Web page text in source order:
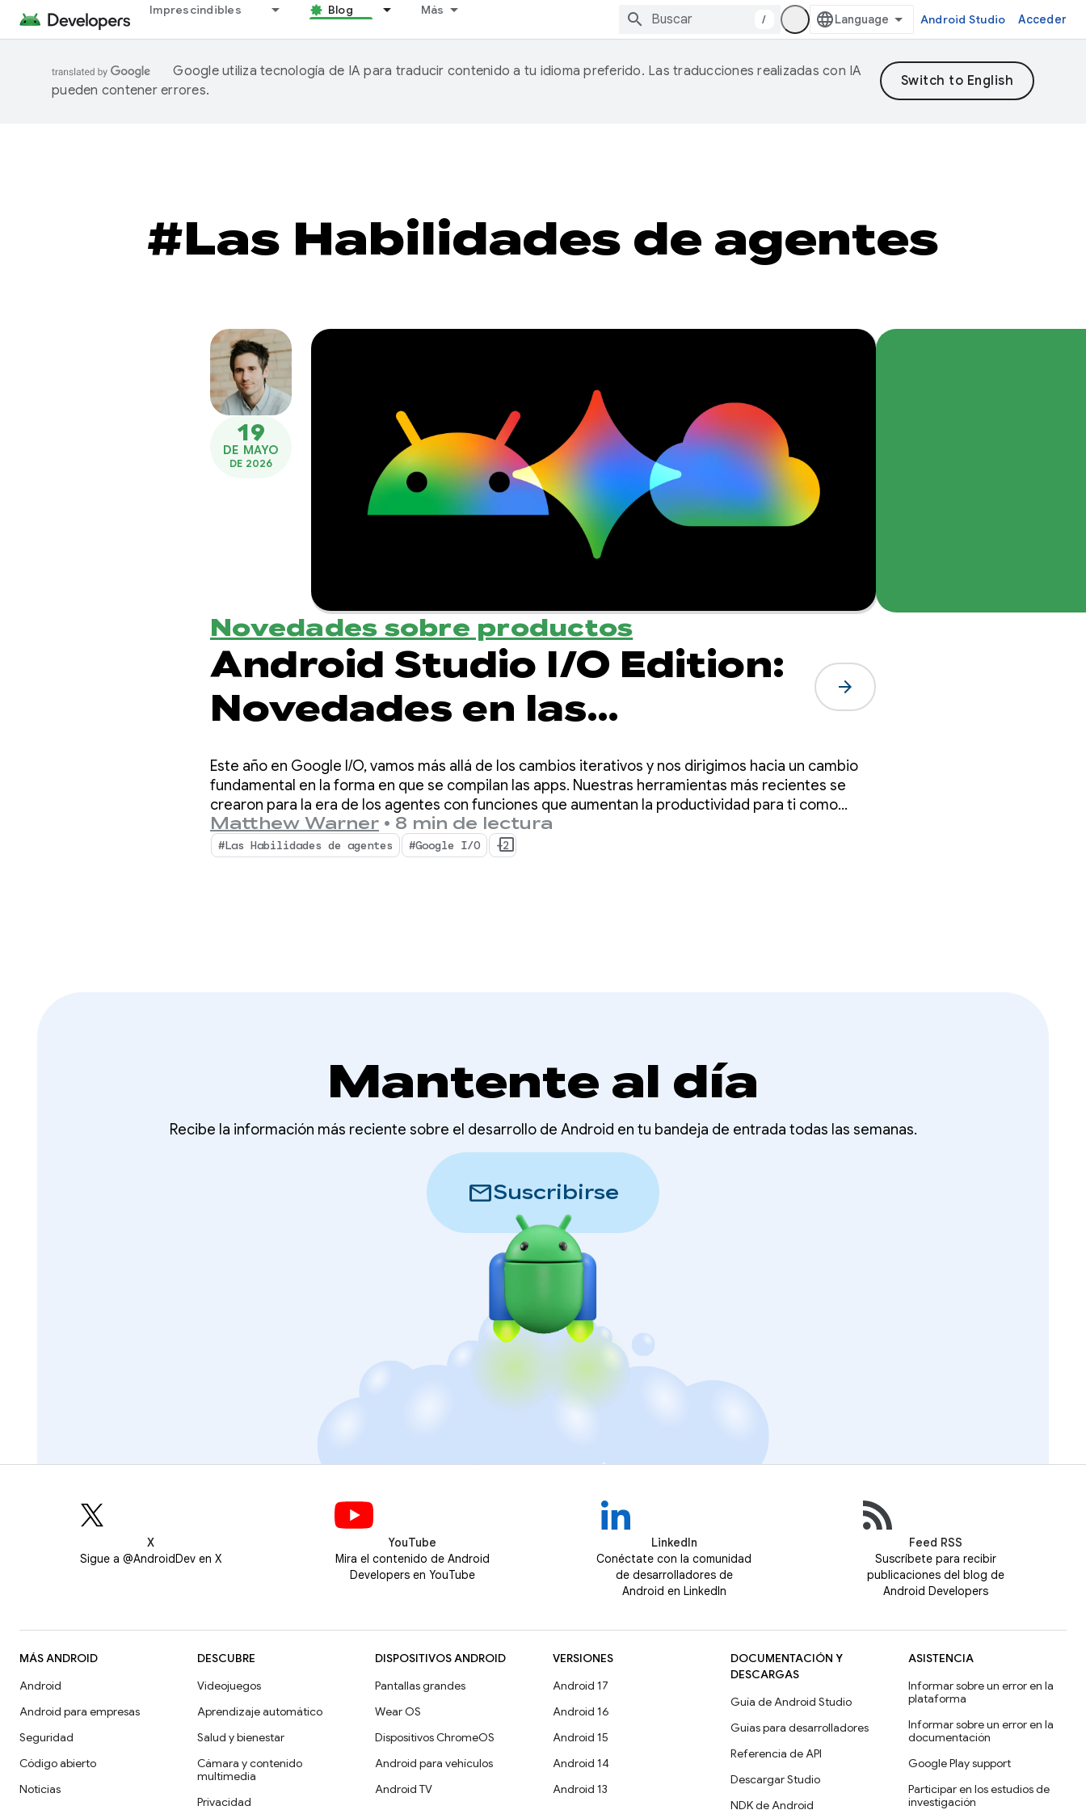
Imprescindibles Blog Más
/ Android Studio Acceder
Google utiliza tecnología de IA para traducir contenido a tu idioma preferido. Las traducciones realizadas con IA
pueden contener errores.
#Las Habilidades de agentes
19
DE MAYO
DE 2026
Novedades sobre productos
Android Studio I/O Edition:
Novedades en las
herramientas para
desarrolladores de Android
arrow_forward
Este año en Google I/O, vamos más allá de los cambios iterativos y nos dirigimos hacia un cambio
fundamental en la forma en que se compilan las apps. Nuestras herramientas más recientes se
crearon para la era de los agentes con funciones que aumentan la productividad para ti como
desarrollador de Android y potencian los agentes de IA que implementas en tu base de código.
Matthew Warner • 8 min de lectura
#Las Habilidades de agentes #Google I/O +2
Mantente al día
Recibe la información más reciente sobre el desarrollo de Android en tu bandeja de entrada todas las semanas.
mailSuscribirse
X
Sigue a @AndroidDev en X
YouTube
Mira el contenido de Android
Developers en YouTube
LinkedIn
Conéctate con la comunidad
de desarrolladores de
Android en LinkedIn
Feed RSS
Suscríbete para recibir
publicaciones del blog de
Android Developers
MÁS ANDROID
Android
Android para empresas
Seguridad
Código abierto
Noticias
DESCUBRE
Videojuegos
Aprendizaje automático
Salud y bienestar
Cámara y contenido
multimedia
Privacidad
DISPOSITIVOS ANDROID
Pantallas grandes
Wear OS
Dispositivos ChromeOS
Android para vehículos
Android TV
VERSIONES
Android 17
Android 16
Android 15
Android 14
Android 13
DOCUMENTACIÓN Y
DESCARGAS
Guía de Android Studio
Guías para desarrolladores
Referencia de API
Descargar Studio
NDK de Android
ASISTENCIA
Informar sobre un error en la
plataforma
Informar sobre un error en la
documentación
Google Play support
Participar en los estudios de
investigación